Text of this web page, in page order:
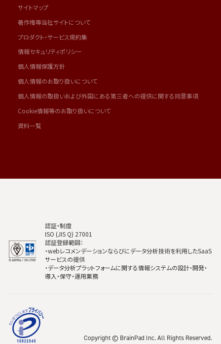
サイトマップ
著作権等当社サイトについて
プロダクト・サービス規約集
情報セキュリティポリシー
個人情報保護方針
個人情報のお取り扱いについて
個人情報の取扱いおよび外国にある第三者への提供に関する同意事項
Cookie情報等のお取り扱いについて
資料一覧
認証・制度
ISO (JIS Q) 27001
認証登録範囲：
・webレコメンデーションならびにデータ分析技術を利用したSaaS
サービスの提供
・データ分析プラットフォームに関する情報システムの設計・開発・
導入・保守・運用業務
Copyright © BrainPad lnc. All Rights Reserved.